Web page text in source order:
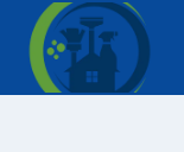
التجاوز
المحتوى